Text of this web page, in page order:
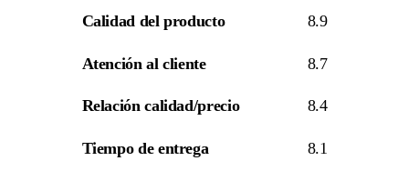
Calidad del producto 8.9
Atención al cliente 8.7
Relación calidad/precio 8.4
Tiempo de entrega 8.1